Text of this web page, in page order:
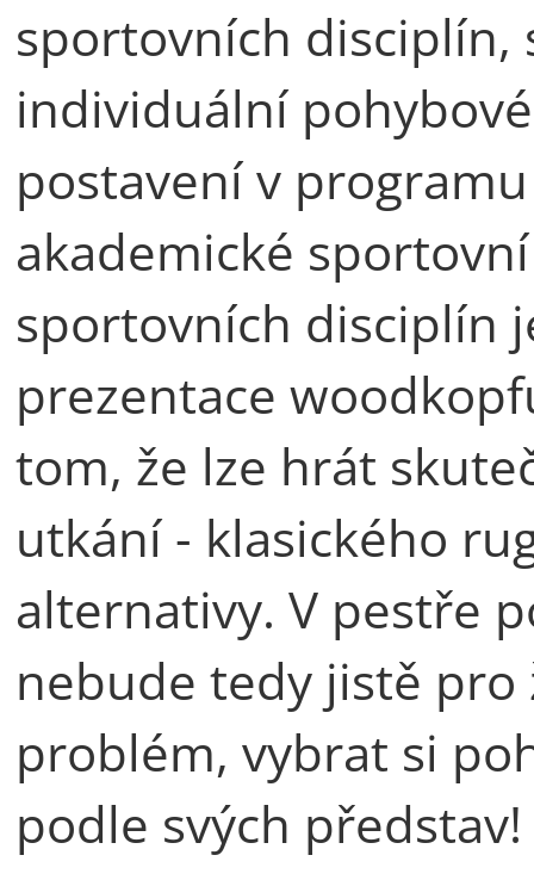
sportovních disciplín,
individuální
postavení v
akademické
sportovních disciplín
prezentace
tom, že lze hrát
utkání - klasického
alternativy. V pestře
nebude tedy jistě pro
problém, vybrat si
podle svých představ!